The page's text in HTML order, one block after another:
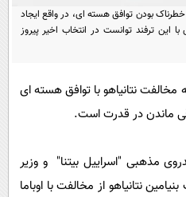
کریپتوفیلم
بودن توافق هسته ای، در واقع ایجاد
این ترفند توانست در انتخاب اخیر پیروز
نتانیاهو با توافق هسته ای
ماندن در قدرت است.
مذهبی "اسراییل بیتنا" و وزیر
نتانیاهو از مخالفت با اوباما